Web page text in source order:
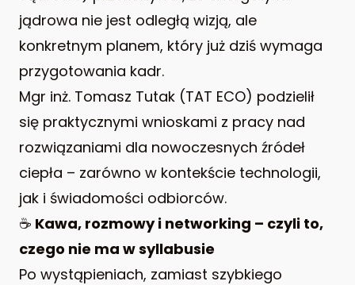
jądrowa nie jest odległą wizją, ale
konkretnym planem, który już dziś wymaga
przygotowania kadr.
Mgr inż. Tomasz Tutak (TAT ECO) podzielił
się praktycznymi wnioskami z pracy nad
rozwiązaniami dla nowoczesnych źródeł
ciepła – zarówno w kontekście technologii,
jak i świadomości odbiorców.
☕ Kawa, rozmowy i networking – czyli to,
czego nie ma w syllabusie
Po wystąpieniach, zamiast szybkiego